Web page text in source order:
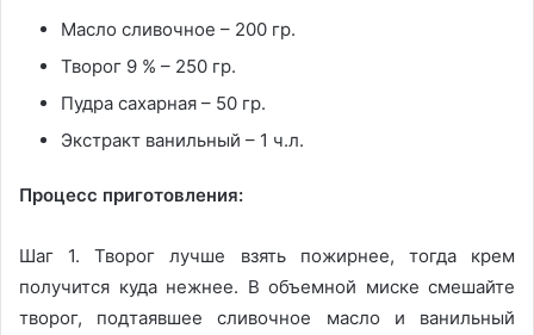
Масло сливочное – 200 гр.
Творог 9 % – 250 гр.
Пудра сахарная – 50 гр.
Экстракт ванильный – 1 ч.л.
Процесс приготовления:
Шаг 1. Творог лучше взять пожирнее, тогда крем
получится куда нежнее. В объемной миске смешайте
творог, подтаявшее сливочное масло и ванильный